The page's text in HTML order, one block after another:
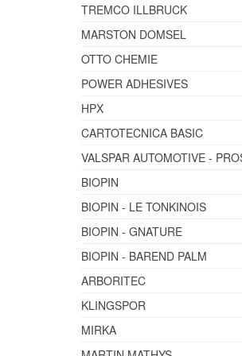
TREMCO ILLBRUCK
MARSTON DOMSEL
OTTO CHEMIE
POWER ADHESIVES
HPX
CARTOTECNICA BASIC
VALSPAR AUTOMOTIVE -
BIOPIN
BIOPIN - LE TONKINOIS
BIOPIN - GNATURE
BIOPIN - BAREND PALM
ARBORITEC
KLINGSPOR
MIRKA